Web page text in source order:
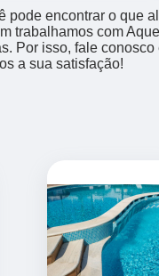
pode encontrar o que
trabalhamos com
Por isso, fale
a sua satisfação!